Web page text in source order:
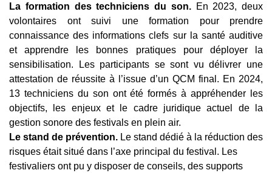
La formation des techniciens du son. En 2023, deux
volontaires ont suivi une formation pour prendre
connaissance des informations clefs sur la santé auditive
et apprendre les bonnes pratiques pour déployer
la
sensibilisation. Les participants se sont vu délivrer une
attestation de réussite à l’issue d’un QCM final. En 2024,
13 techniciens du son ont été formés à appréhender les
objectifs, les enjeux et le cadre juridique actuel de la
gestion sonore des festivals en plein air.
Le stand de prévention. Le stand dédié à la réduction des
risques était situé dans l’axe principal du festival. Les
festivaliers ont pu y disposer de conseils, des supports